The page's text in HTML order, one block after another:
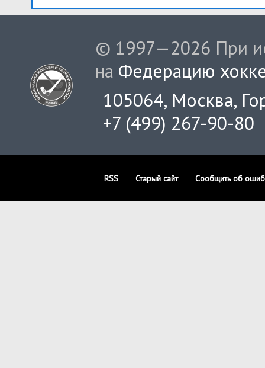
© 1997—2026 При
на Федерацию
105064, Москва,
+7 (499) 267-90-80
RSS Старый сайт Сообщить об